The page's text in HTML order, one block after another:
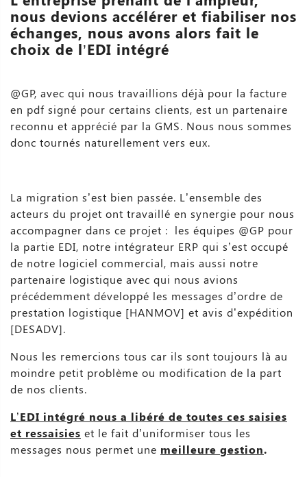
nous devions accélérer et fiabiliser nos
échanges, nous avons alors fait le
choix de l’EDI intégré
@GP, avec qui nous travaillions déjà pour la facture
en pdf signé pour certains clients, est un partenaire
reconnu et apprécié par la GMS. Nous nous sommes
donc tournés naturellement vers eux.
La migration s’est bien passée. L’ensemble des
acteurs du projet ont travaillé en synergie pour nous
accompagner dans ce projet : les équipes @GP pour
la partie EDI, notre intégrateur ERP qui s’est occupé
de notre logiciel commercial, mais aussi notre
partenaire logistique avec qui nous avions
précédemment développé les messages d’ordre de
prestation logistique [HANMOV] et avis d’expédition
[DESADV].
Nous les remercions tous car ils sont toujours là au
moindre petit problème ou modification de la part
de nos clients.
L’EDI intégré nous a libéré de toutes ces saisies
et ressaisies et le fait d’uniformiser tous les
messages nous permet une meilleure gestion.